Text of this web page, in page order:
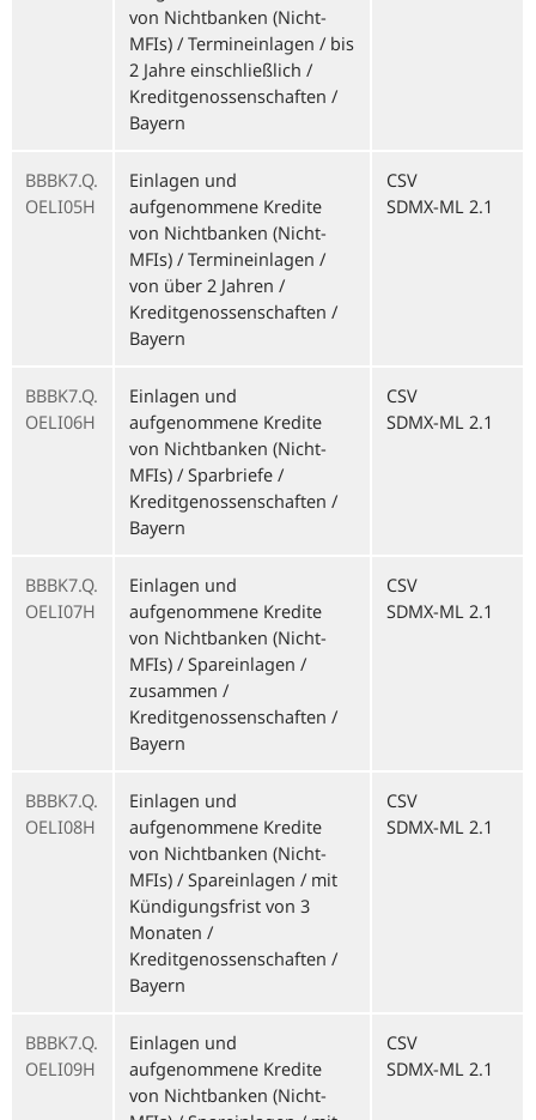
von Nichtbanken (Nicht-
MFIs) / Termineinlagen / bis
2 Jahre einschließlich /
Kreditgenossenschaften /
Bayern
BBBK7.Q.
OELI05H
Einlagen und
aufgenommene Kredite
von Nichtbanken (Nicht-
MFIs) / Termineinlagen /
von über 2 Jahren /
Kreditgenossenschaften /
Bayern
CSV
SDMX-ML 2.1
BBBK7.Q.
OELI06H
Einlagen und
aufgenommene Kredite
von Nichtbanken (Nicht-
MFIs) / Sparbriefe /
Kreditgenossenschaften /
Bayern
CSV
SDMX-ML 2.1
BBBK7.Q.
OELI07H
Einlagen und
aufgenommene Kredite
von Nichtbanken (Nicht-
MFIs) / Spareinlagen /
zusammen /
Kreditgenossenschaften /
Bayern
CSV
SDMX-ML 2.1
BBBK7.Q.
OELI08H
Einlagen und
aufgenommene Kredite
von Nichtbanken (Nicht-
MFIs) / Spareinlagen / mit
Kündigungsfrist von 3
Monaten /
Kreditgenossenschaften /
Bayern
CSV
SDMX-ML 2.1
BBBK7.Q.
OELI09H
Einlagen und
aufgenommene Kredite
von Nichtbanken (Nicht-
CSV
SDMX-ML 2.1